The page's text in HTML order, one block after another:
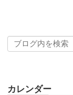
カレンダー